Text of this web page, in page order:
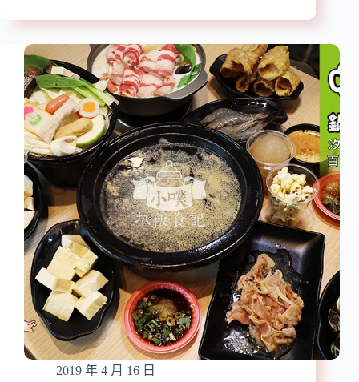
加
碼
送
餐,
現
省
718
元/
熊
貓、
ubereats/
平
價
【已
歇
業】
區
『班
杰
諾
義
法
餐
Boungiorno
J
Ristorante』
近
六
張
犁
站/
雙
人
套
餐/
2019 年 4 月 16 日